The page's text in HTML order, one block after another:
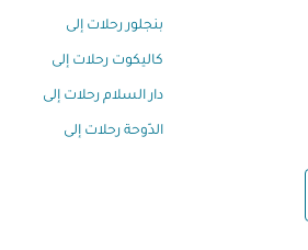
بنجلور رحلات إلى
كاليكوت رحلات إلى
دار السلام رحلات إلى
الدّوحة رحلات إلى